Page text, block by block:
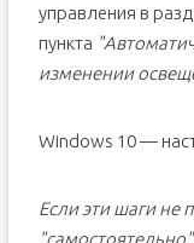
управления в
пункта
изменении
Windows 10 —
Если эти шаги не